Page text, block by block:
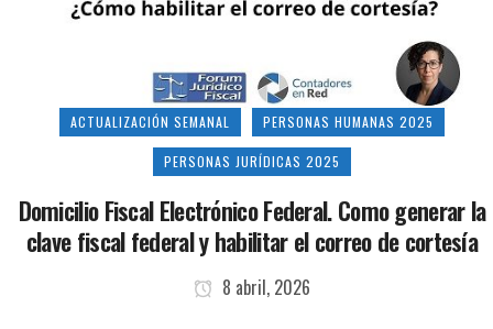
ACTUALIZACIÓN SEMANAL PERSONAS HUMANAS 2025
PERSONAS JURÍDICAS 2025
Domicilio Fiscal Electrónico Federal. Como generar la
clave fiscal federal y habilitar el correo de cortesía
8 abril, 2026